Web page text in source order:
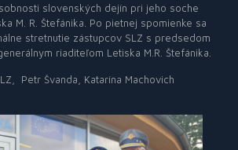
slovenských dejín pri jeho soche
M. R. Štefánika. Po pietnej spomienke sa
stretnutie zástupcov SLZ s predsedom
riaditeľom Letiska M.R. Štefánika.
Petr Švanda, Katarína Machovich